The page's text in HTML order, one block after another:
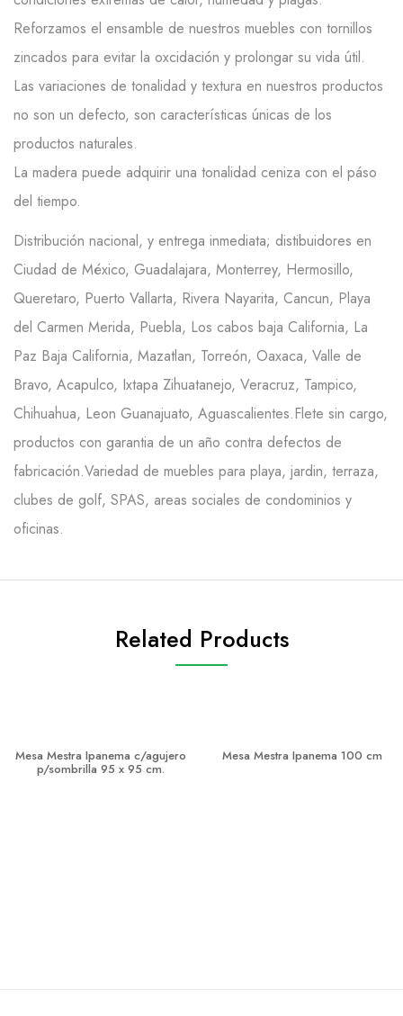
Reforzamos el ensamble de nuestros muebles con tornillos
zincados para evitar la oxcidación y prolongar su vida útil.
Las variaciones de tonalidad y textura en nuestros productos
no son un defecto, son características únicas de los
productos naturales.
La madera puede adquirir una tonalidad ceniza con el páso
del tiempo.
Distribución nacional, y entrega inmediata; distibuidores en
Ciudad de México, Guadalajara, Monterrey, Hermosillo,
Queretaro, Puerto Vallarta, Rivera Nayarita, Cancun, Playa
del Carmen Merida, Puebla, Los cabos baja California, La
Paz Baja California, Mazatlan, Torreón, Oaxaca, Valle de
Bravo, Acapulco, Ixtapa Zihuatanejo, Veracruz, Tampico,
Chihuahua, Leon Guanajuato, Aguascalientes.Flete sin cargo,
productos con garantia de un año contra defectos de
fabricación.Variedad de muebles para playa, jardin, terraza,
clubes de golf, SPAS, areas sociales de condominios y
oficinas.
Related Products
Mesa Mestra Ipanema c/agujero
p/sombrilla 95 x 95 cm.
Mesa Mestra Ipanema 100 cm